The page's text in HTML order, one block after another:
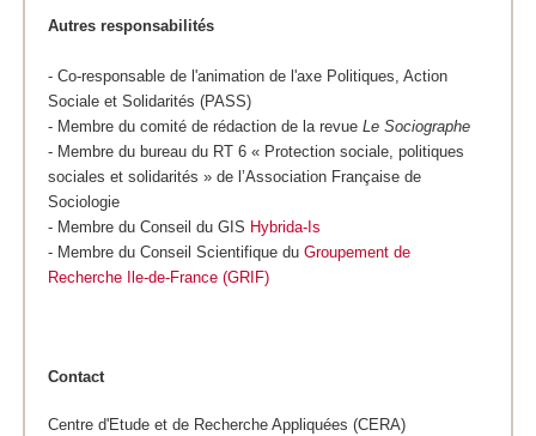
Autres responsabilités
- Co-responsable de l'animation de l'axe Politiques, Action
Sociale et Solidarités (PASS)
- Membre du comité de rédaction de la revue Le Sociographe
- Membre du bureau du RT 6 « Protection sociale, politiques
sociales et solidarités » de l’Association Française de
Sociologie
- Membre du Conseil du GIS Hybrida-Is
- Membre du Conseil Scientifique du Groupement de
Recherche Ile-de-France (GRIF)
Contact
Centre d'Etude et de Recherche Appliquées (CERA)